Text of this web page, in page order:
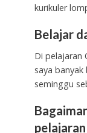
kurikuler
Belajar
Di pelajaran
saya
seminggu